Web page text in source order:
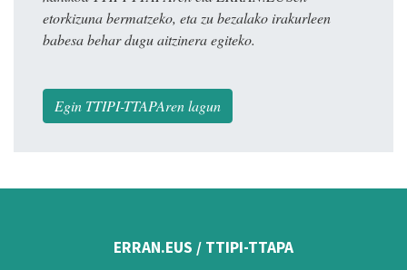
etorkizuna bermatzeko, eta zu bezalako irakurleen
babesa behar dugu aitzinera egiteko.
Egin TTIPI-TTAPAren lagun
ERRAN.EUS / TTIPI-TTAPA